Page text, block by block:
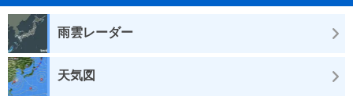
雨雲レーダー
天気図